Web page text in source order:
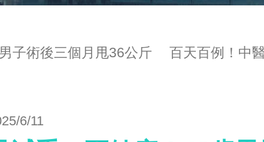
子術後三個月甩36公斤 百天百例！中
6/11